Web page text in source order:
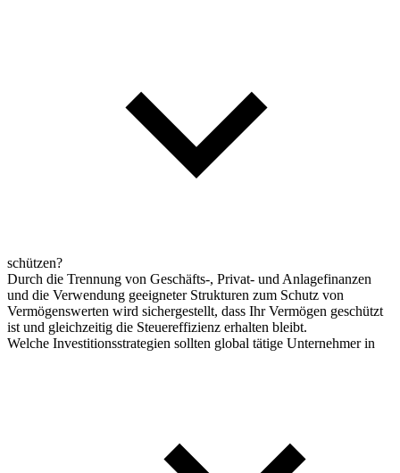
schützen?
Durch die Trennung von Geschäfts-, Privat- und Anlagefinanzen
und die Verwendung geeigneter Strukturen zum Schutz von
Vermögenswerten wird sichergestellt, dass Ihr Vermögen geschützt
ist und gleichzeitig die Steuereffizienz erhalten bleibt.
Welche Investitionsstrategien sollten global tätige Unternehmer in